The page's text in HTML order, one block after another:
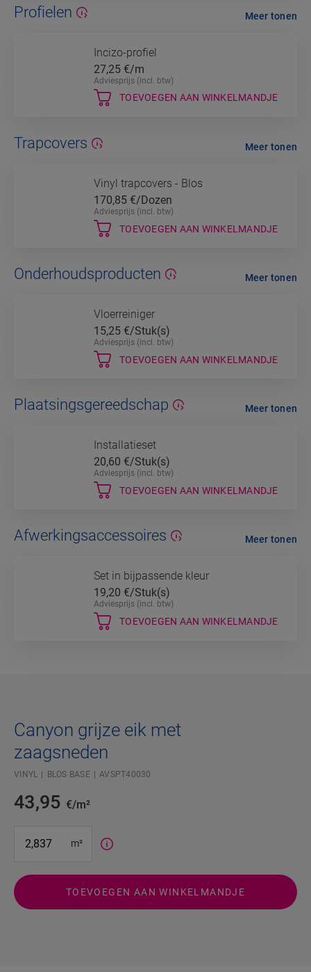
Profielen
Incizo-profiel
27,25 €/m
Adviesprijs (incl. btw)
TOEVOEGEN AAN WINKELMANDJE
Meer tonen
Trapcovers
Vinyl trapcovers - Blos
170,85 €/Dozen
Adviesprijs (incl. btw)
TOEVOEGEN AAN WINKELMANDJE
Meer tonen
Onderhoudsproducten
Vloerreiniger
15,25 €/Stuk(s)
Adviesprijs (incl. btw)
TOEVOEGEN AAN WINKELMANDJE
Meer tonen
Plaatsingsgereedschap
Installatieset
20,60 €/Stuk(s)
Adviesprijs (incl. btw)
TOEVOEGEN AAN WINKELMANDJE
Meer tonen
Afwerkingsaccessoires
Set in bijpassende kleur
19,20 €/Stuk(s)
Adviesprijs (incl. btw)
TOEVOEGEN AAN WINKELMANDJE
Meer tonen
Canyon grijze eik met
zaagsneden
VINYL BLOS BASE AVSPT40030
43,95 €/m²
m²
TOEVOEGEN AAN WINKELMANDJE